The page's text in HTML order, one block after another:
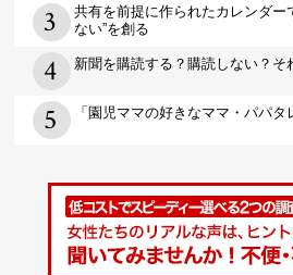
共有を前提に作られたカレンダー
ない”を創る
新聞を購読する？購読しない？そ
「園児ママの好きなママ・パパ